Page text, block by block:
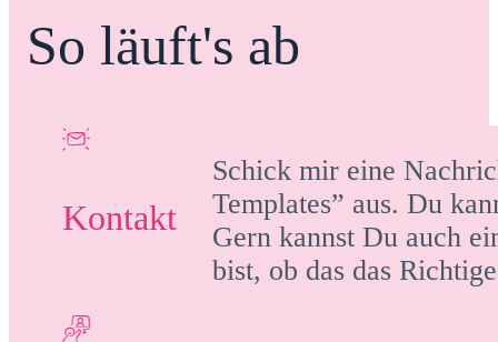
So läuft's ab
Kontakt
Schick mir eine
Templates” aus. Du
Gern kannst Du auch
bist, ob das das